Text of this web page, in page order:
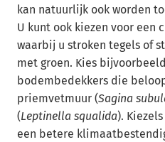
kan natuurlijk ook worden
U kunt ook kiezen voor een
waarbij u stroken tegels of
met groen. Kies
bodembedekkers die
priemvetmuur (Sagina
(Leptinella squalida).
een betere